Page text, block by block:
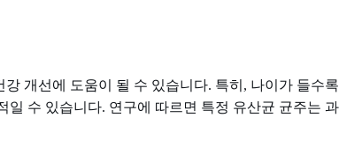
개선에 도움이 될 수 있습니다. 특히, 나이가 들수
수 있습니다. 연구에 따르면 특정 유산균 균주는